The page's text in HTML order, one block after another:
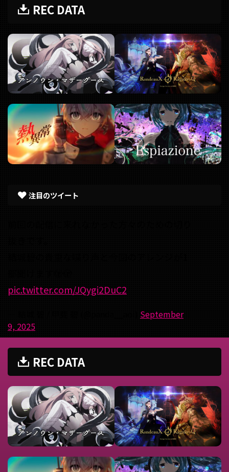
REC DATA
注目のツイート
pic.twitter.com/JQygi2DuC2
September
9, 2025
REC DATA